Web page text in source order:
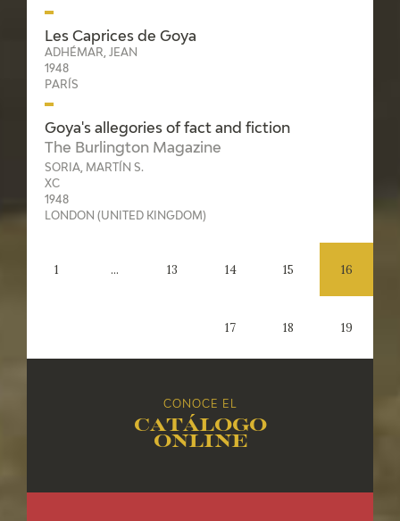
Les Caprices de Goya
ADHÉMAR, JEAN
1948
PARÍS
Goya's allegories of fact and fiction
The Burlington Magazine
SORIA, MARTÍN S.
XC
1948
LONDON (UNITED KINGDOM)
1 ... 13 14 15 16
17 18 19
CONOCE EL
Catálogo
online